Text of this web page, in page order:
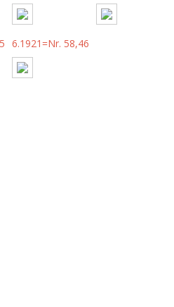
6.1921=Nr. 58,46